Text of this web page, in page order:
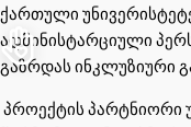
ქართული
ადმინისტარციული
გაზრდას ინკლუზიური
პროექტის პარტნიორი